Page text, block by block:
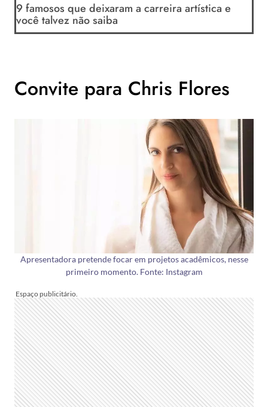
9 famosos que deixaram a carreira artística e
você talvez não saiba
Convite para Chris Flores
Apresentadora pretende focar em projetos acadêmicos, nesse
primeiro momento. Fonte: Instagram